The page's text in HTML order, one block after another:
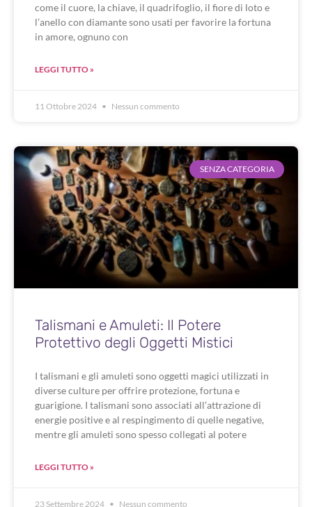
come il cuore, la chiave, il quadrifoglio, il fiore di loto e
l’anello con diamante sono usati per favorire la fortuna
in amore, ognuno con
LEGGI TUTTO »
11 Ottobre 2024 Nessun commento
SENZA CATEGORIA
Talismani e Amuleti: Il Potere
Protettivo degli Oggetti Mistici
I talismani e gli amuleti sono oggetti magici utilizzati in
diverse culture per offrire protezione, fortuna e
guarigione. I talismani sono associati all’attrazione di
energie positive e al respingimento di quelle negative,
mentre gli amuleti sono spesso collegati al potere
LEGGI TUTTO »
23 Settembre 2024 Nessun commento